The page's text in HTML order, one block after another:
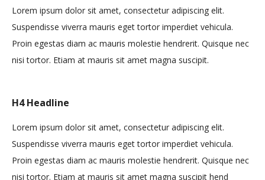
Lorem ipsum dolor sit amet, consectetur adipiscing elit.
Suspendisse viverra mauris eget tortor imperdiet vehicula.
Proin egestas diam ac mauris molestie hendrerit. Quisque nec
nisi tortor. Etiam at mauris sit amet magna suscipit.
H4 Headline
Lorem ipsum dolor sit amet, consectetur adipiscing elit.
Suspendisse viverra mauris eget tortor imperdiet vehicula.
Proin egestas diam ac mauris molestie hendrerit. Quisque nec
nisi tortor. Etiam at mauris sit amet magna suscipit hend